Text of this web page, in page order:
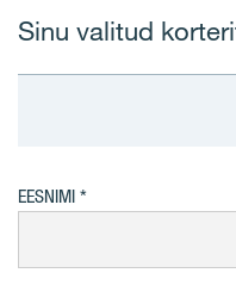
Sinu valitud
EESNIMI